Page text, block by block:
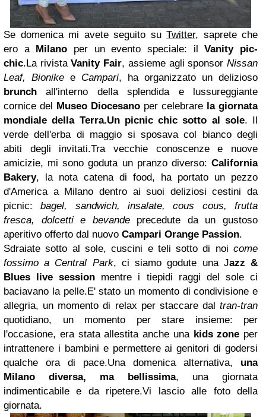
Se domenica mi avete seguito su Twitter, saprete che
ero a Milano per un evento speciale: ilVanity pic-
chic.La rivistaVanity Fair, assieme agli sponsorNissan
Leaf, Bionike e Campari, ha organizzato un delizioso
brunch all'interno della splendida e lussureggiante
cornice del Museo Diocesano per celebrare la giornata
mondiale della Terra.Un picnic chic sotto al sole. Il
verde dell'erba di maggio si sposava col bianco degli
abiti degli invitati.Tra vecchie conoscenze e nuove
amicizie, mi sono goduta un pranzo diverso: California
Bakery, la nota catena di food, ha portato un pezzo
d'America a Milano dentro ai suoi deliziosi cestini da
picnic:bagel, sandwich, insalate, cous cous, frutta
fresca, dolcetti e bevandeprecedute da un gustoso
aperitivo offerto dal nuovo Campari Orange Passion.
Sdraiate sotto al sole, cuscini e teli sotto di noi come
fossimo a Central Park, ci siamo godute una Jazz &
Blues live session mentre i tiepidi raggi del sole ci
baciavano la pelle.E' stato un momento di condivisione e
allegria, un momento di relax per staccare dal tran-tran
quotidiano, un momento per stare insieme: per
l'occasione, era stata allestita anche una kids zone per
intrattenere i bambini e permettere ai genitori di godersi
qualche ora di pace.Una domenica alternativa, una
Milano diversa, ma bellissima, una giornata
indimenticabile e da ripetere.Vi lascio alle foto della
giornata.